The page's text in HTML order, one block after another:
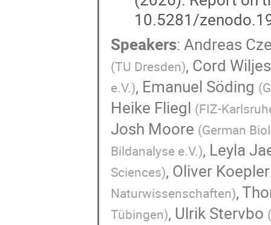
10.5281/
Speakers:Andreas
(TU Dresden), Cord Wiljes
e.V.), Emanuel Söding (
Heike Fliegl (FIZ-
Josh Moore (German
Bildanalyse e.V.), Leyla
Sciences), Oliver Koepler
Naturwissenschaften),
Tübingen), Ulrik Stervbo